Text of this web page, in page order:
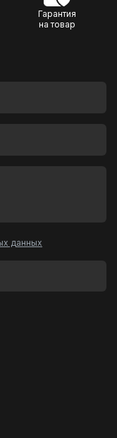
Гарантия
на товар
данных